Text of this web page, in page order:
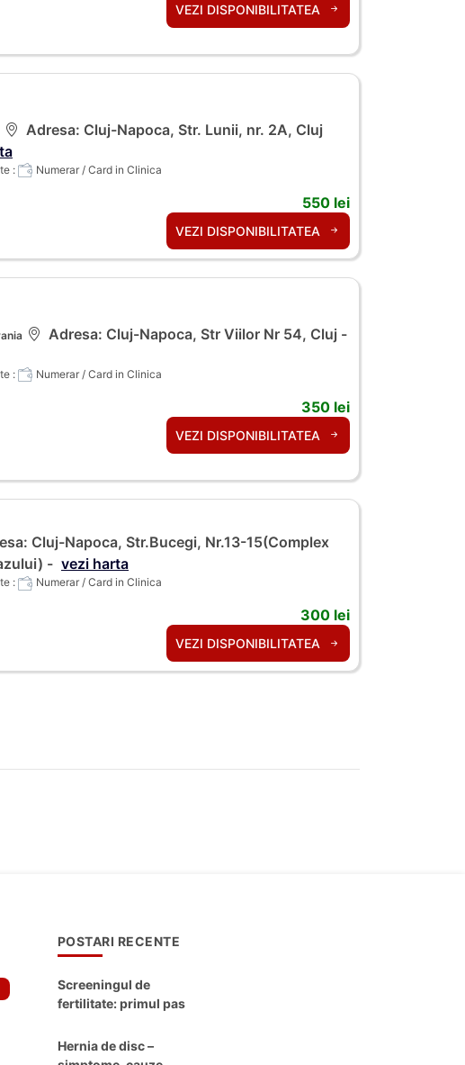
VEZI DISPONIBILITATEA
Adresa: Cluj-Napoca, Str. Lunii, nr. 2A, Cluj
: Numerar / Card in Clinica
550 lei
VEZI DISPONIBILITATEA
Adresa: Cluj-Napoca, Str Viilor Nr 54, Cluj -
: Numerar / Card in Clinica
350 lei
VEZI DISPONIBILITATEA
Cluj-Napoca, Str.Bucegi, Nr.13-15(Complex
- vezi harta
: Numerar / Card in Clinica
300 lei
VEZI DISPONIBILITATEA
POSTARI RECENTE
Screeningul de
fertilitate: primul pas
Hernia de disc –